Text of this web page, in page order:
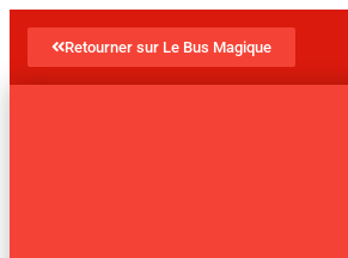
Retourner sur Le Bus Magique